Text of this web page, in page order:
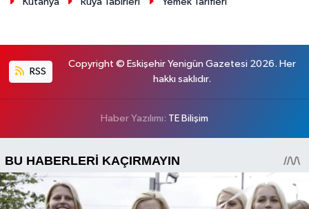
RSS
Copyright © Eskişehir Yenigün Gazetesi 2026. Her
hakkı saklıdır.
Haber Yazılımı: TE Bilişim